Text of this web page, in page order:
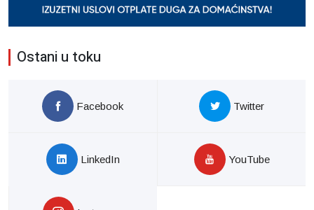
Ostani u toku
Facebook Twitter
LinkedIn YouTube